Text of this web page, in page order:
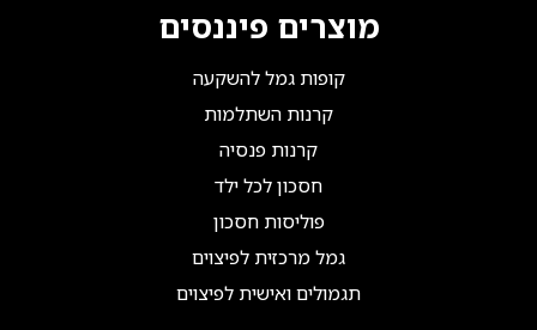
מוצרים פיננסים
קופות גמל להשקעה
קרנות השתלמות
קרנות פנסיה
חסכון לכל ילד
פוליסות חסכון
גמל מרכזית לפיצוים
תגמולים ואישית לפיצוים